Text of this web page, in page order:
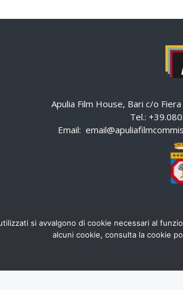
Apulia Film House, Bari c/o
Tel.:
Email:
si avvalgono di cookie necessari al
alcuni cookie, consulta la cookie